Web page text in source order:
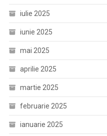
iulie 2025
iunie 2025
mai 2025
aprilie 2025
martie 2025
februarie 2025
ianuarie 2025